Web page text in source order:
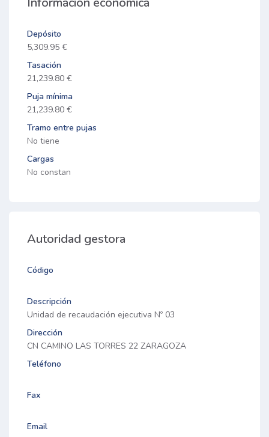
Depósito
5,309.95 €
Tasación
21,239.80 €
Puja mínima
21,239.80 €
Tramo entre pujas
No tiene
Cargas
No constan
Autoridad gestora
Código
Descripción
Unidad de recaudación ejecutiva Nº 03
Dirección
CN CAMINO LAS TORRES 22 ZARAGOZA
Teléfono
Fax
Email